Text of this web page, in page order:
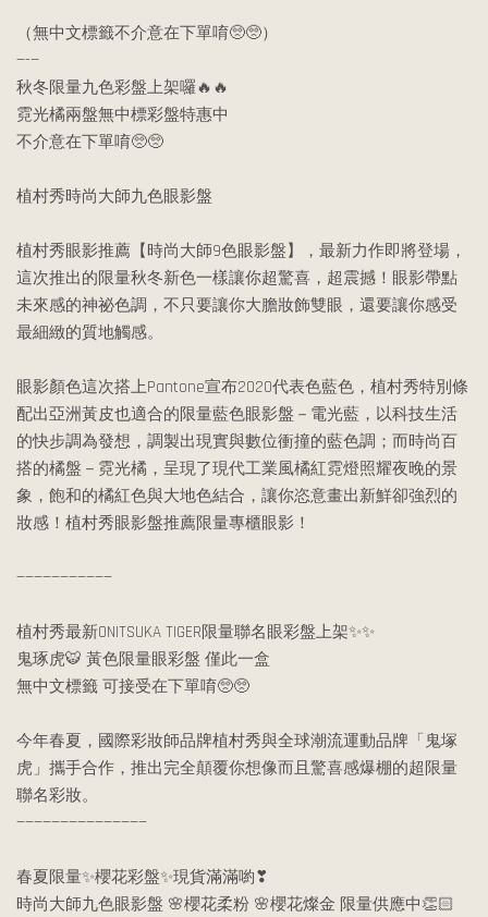
（無中文標籤不介意在下單唷🥺🥺）
—-—
秋冬限量九色彩盤上架囉🔥🔥
霓光橘兩盤無中標彩盤特惠中
不介意在下單唷🥺🥺
植村秀時尚大師九色眼影盤
植村秀眼影推薦【時尚大師9色眼影盤】，最新力作即將登場，
這次推出的限量秋冬新色一樣讓你超驚喜，超震撼！眼影帶點
未來感的神祕色調，不只要讓你大膽妝飾雙眼，還要讓你感受
最細緻的質地觸感。
眼影顏色這次搭上Pantone宣布2020代表色藍色，植村秀特別條
配出亞洲黃皮也適合的限量藍色眼影盤－電光藍，以科技生活
的快步調為發想，調製出現實與數位衝撞的藍色調；而時尚百
搭的橘盤－霓光橘，呈現了現代工業風橘紅霓燈照耀夜晚的景
象，飽和的橘紅色與大地色結合，讓你恣意畫出新鮮卻強烈的
妝感！植村秀眼影盤推薦限量專櫃眼影！
———————————
植村秀最新ONITSUKA TIGER限量聯名眼彩盤上架✨✨
鬼琢虎🐯 黃色限量眼彩盤 僅此一盒
無中文標籤 可接受在下單唷🥺🥺
今年春夏，國際彩妝師品牌植村秀與全球潮流運動品牌「鬼塚
虎」攜手合作，推出完全顛覆你想像而且驚喜感爆棚的超限量
聯名彩妝。
———————————————
春夏限量✨櫻花彩盤✨現貨滿滿喲❣
時尚大師九色眼影盤 🌸櫻花柔粉 🌸櫻花燦金 限量供應中👏🏻